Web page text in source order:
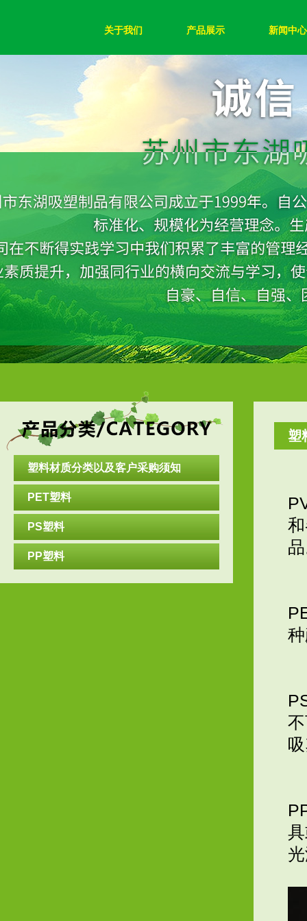
关于我们 产品展示 新闻中心
塑料材质分类以及客户采购须知
PET塑料
PS塑料
PP塑料
塑